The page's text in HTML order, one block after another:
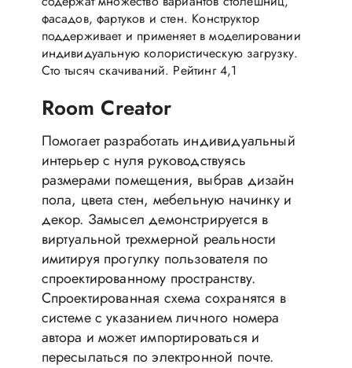
фасадов, фартуков и стен. Конструктор
поддерживает и применяет в моделировании
индивидуальную колористическую загрузку.
Сто тысяч скачиваний. Рейтинг 4,1
Room Creator
Помогает разработать индивидуальный
интерьер с нуля руководствуясь
размерами помещения, выбрав дизайн
пола, цвета стен, мебельную начинку и
декор. Замысел демонстрируется в
виртуальной трехмерной реальности
имитируя прогулку пользователя по
спроектированному пространству.
Спроектированная схема сохранятся в
системе с указанием личного номера
автора и может импортироваться и
пересылаться по электронной почте.